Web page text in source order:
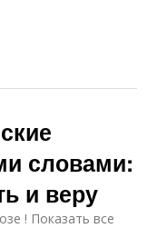
словами:
и веру
! Показать все